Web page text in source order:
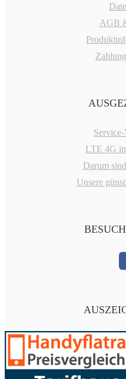
AGB
Service-
LTE 4G
Darum
Unsere